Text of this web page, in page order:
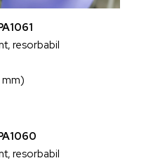
resorbabil
mm)
resorbabil